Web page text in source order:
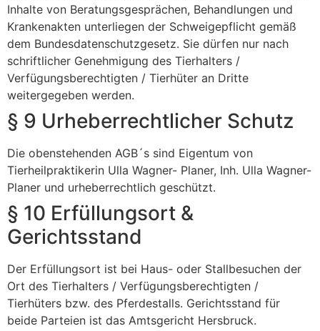
Inhalte von Beratungsgesprächen, Behandlungen und
Krankenakten unterliegen der Schweigepflicht gemäß
dem Bundesdatenschutzgesetz. Sie dürfen nur nach
schriftlicher Genehmigung des Tierhalters /
Verfügungsberechtigten / Tierhüter an Dritte
weitergegeben werden.
§ 9 Urheberrechtlicher Schutz
Die obenstehenden AGB´s sind Eigentum von
Tierheilpraktikerin Ulla Wagner- Planer, Inh. Ulla Wagner-
Planer und urheberrechtlich geschützt.
§ 10 Erfüllungsort &
Gerichtsstand
Der Erfüllungsort ist bei Haus- oder Stallbesuchen der
Ort des Tierhalters / Verfügungsberechtigten /
Tierhüters bzw. des Pferdestalls. Gerichtsstand für
beide Parteien ist das Amtsgericht Hersbruck.